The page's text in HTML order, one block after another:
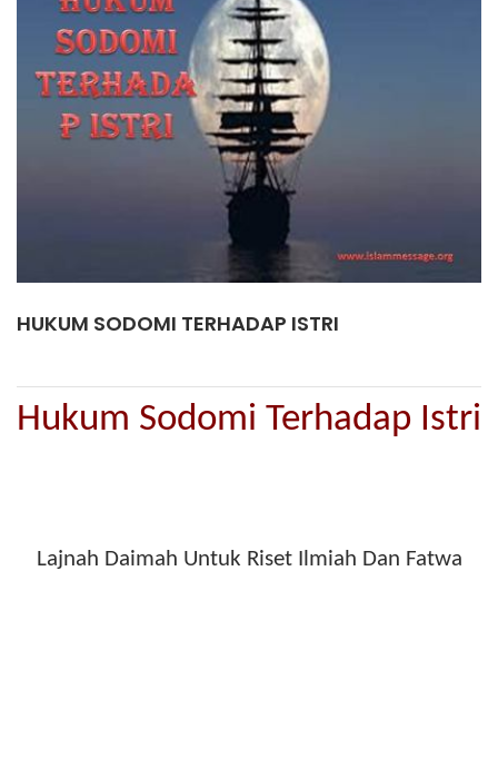
HUKUM SODOMI TERHADAP ISTRI
Hukum Sodomi Terhadap Istri
Lajnah Daimah Untuk Riset Ilmiah Dan Fatwa